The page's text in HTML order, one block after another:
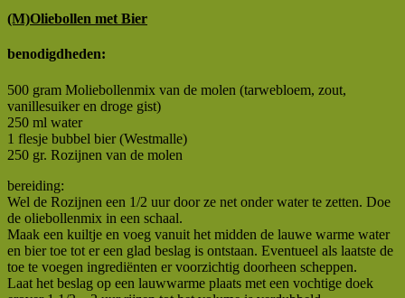
(M)Oliebollen met Bier
benodigdheden:
500 gram Moliebollenmix van de molen (tarwebloem, zout,
vanillesuiker en droge gist)
250 ml water
1 flesje bubbel bier (Westmalle)
250 gr. Rozijnen van de molen
bereiding:
Wel de Rozijnen een 1/2 uur door ze net onder water te zetten. Doe
de oliebollenmix in een schaal.
Maak een kuiltje en voeg vanuit het midden de lauwe warme water
en bier toe tot er een glad beslag is ontstaan. Eventueel als laatste de
toe te voegen ingrediënten er voorzichtig doorheen scheppen.
Laat het beslag op een lauwwarme plaats met een vochtige doek